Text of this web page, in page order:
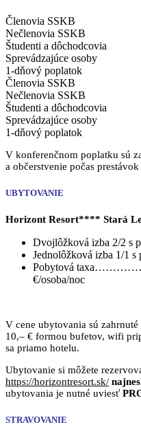
Členovia SSKB
Nečlenovia SSKB
Študenti a dôchodcovia
Sprevádzajúce osoby
1-dňový poplatok
Členovia SSKB
Nečlenovia SSKB
Študenti a dôchodcovia
Sprevádzajúce osoby
1-dňový poplatok
V konferenčnom poplatku sú
a občerstvenie počas
UBYTOVANIE
Horizont Resort**** Stará
Dvojlôžková izba 2/2
Jednolôžková izba 1/1
Pobytová
€/osoba/noc
V cene ubytovania sú
10,– € formou bufetov, wifi
sa priamo hotelu.
Ubytovanie si môžete
https://horizontresort.sk/
ubytovania je nutné uviesť
STRAVOVANIE